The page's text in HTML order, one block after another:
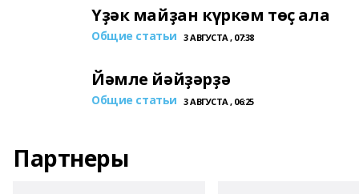
Үҙәк майҙан күркәм төҫ ала
Общие статьи 3 АВГУСТА , 07:38
Йәмле йәйҙәрҙә
Общие статьи 3 АВГУСТА , 06:25
Партнеры